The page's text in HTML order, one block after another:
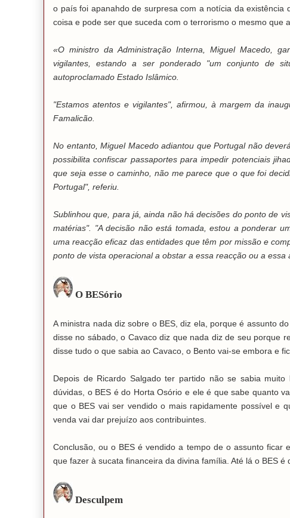
o país foi apanahdo de surpresa com a notícia da
coisa e pode ser que suceda com o terrorismo o mesmo que
«O ministro da Administração Interna, Miguel Macedo,
vigilantes, estando a ser ponderado "um conjunto de
autoproclamado Estado Islâmico.
"Estamos atentos e vigilantes", afirmou, à margem da
Famalicão.
No entanto, Miguel Macedo adiantou que Portugal não
possibilita confiscar passaportes para impedir potenciais
que seja esse o caminho, não me parece que o que foi
Portugal", referiu.
Sublinhou que, para já, ainda não há decisões do ponto de
matérias". "A decisão não está tomada, estou a ponderar
uma reacção eficaz das entidades que têm por missão e
ponto de vista operacional a obstar a essa reacção ou a essa
O BESório
A ministra nada diz sobre o BES, diz ela, porque é assunto
disse no sábado, o Cavaco diz que nada diz de seu porque
disse tudo o que sabia ao Cavaco, o Bento vai-se embora e
Depois de Ricardo Salgado ter partido não se sabia
dúvidas, o BES é do Horta Osório e ele é que sabe quanto
que o BES vai ser vendido o mais rapidamente possível e
venda vai dar prejuízo aos contribuintes.
Conclusão, ou o BES é vendido a tempo de o assunto ficar
que fazer à sucata financeira da divina família. Até lá o BES é
Desculpem